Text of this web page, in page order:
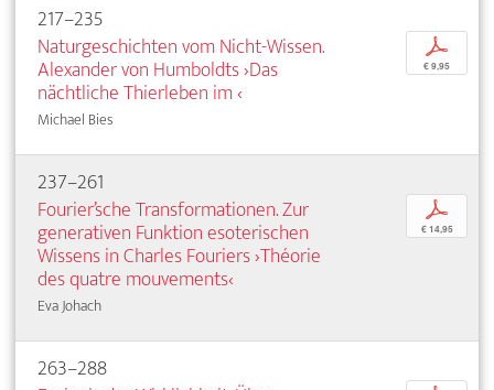
217–235
Naturgeschichten vom Nicht-Wissen.
Alexander von Humboldts ›Das
nächtliche Thierleben im ‹
Michael Bies
p
€ 9,95
237–261
Fourier’sche Transformationen. Zur
generativen Funktion esoterischen
Wissens in Charles Fouriers ›Théorie
des quatre mouvements‹
Eva Johach
p
€ 14,95
263–288